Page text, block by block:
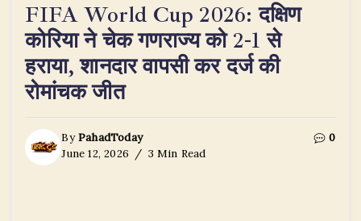
FIFA World Cup 2026: दक्षिण
कोरिया ने चेक गणराज्य को 2-1 से
हराया, शानदार वापसी कर दर्ज की
रोमांचक जीत
ByPahadToday
June 12, 2026
3 Min Read
0